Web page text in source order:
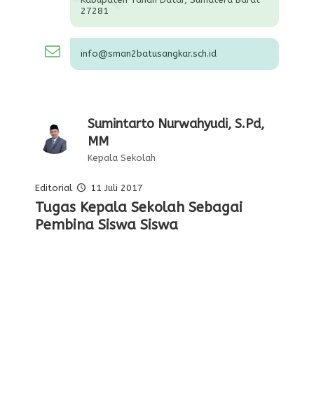
27281
info@sman2batusangkar.sch.id
Sumintarto Nurwahyudi, S.Pd,
MM
Kepala Sekolah
Pelajaran Serta Keteladanan Dari
Para Pahlawan
Editorial 11 Juli 2017
Tugas Kepala Sekolah Sebagai
Pembina Siswa Siswa
Editorial Oleh Kepala Sekolah
Membentuk Karakter Siswa Di
Sekolah